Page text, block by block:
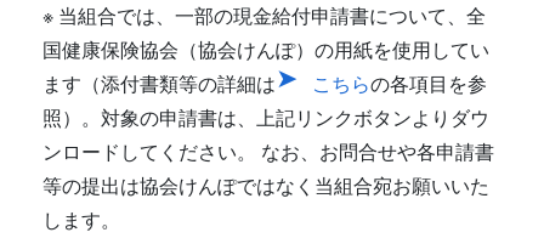
※ 当組合では、一部の現金給付申請書について、全
国健康保険協会（協会けんぽ）の用紙を使用してい
ます（添付書類等の詳細は
こちらの各項目を参
照）。対象の申請書は、上記リンクボタンよりダウ
ンロードしてください。 なお、お問合せや各申請書
等の提出は協会けんぽではなく当組合宛お願いいた
します。